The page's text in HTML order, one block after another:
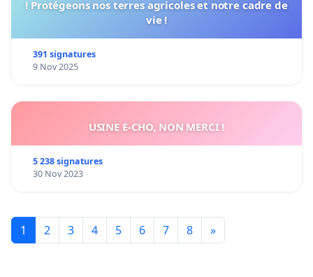
! Protégeons nos terres agricoles et notre cadre de
vie !
391 signatures
9 Nov 2025
USINE E-CHO, NON MERCI !
5 238 signatures
30 Nov 2023
1 2 3 4 5 6 7 8 »